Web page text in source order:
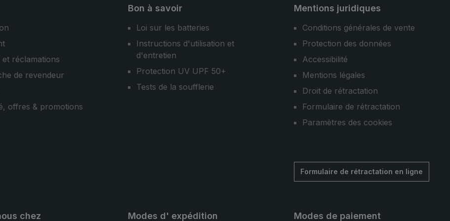
et réclamations
de revendeur
offres & promotions
Bon à savoir
Loi sur les batteries
Instructions d'utilisation et
d'entretien
Protection UV UPF 50+
Tests de la soufflerie
Mentions juridiques
Conditions générales de vente
Protection des données
Accessibilité
Mentions légales
Droit de rétractation
Formulaire de rétractation
Paramètres des cookies
Formulaire de rétractation en ligne
chez Modes d' expédition Modes de paiement